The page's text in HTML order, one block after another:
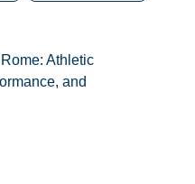
Athletic
and